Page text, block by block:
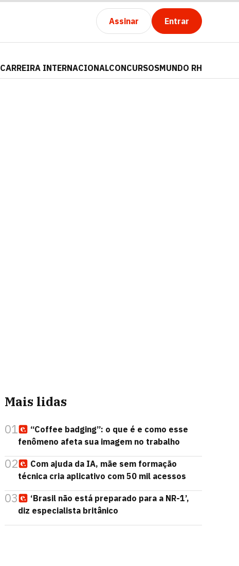
Assinar Entrar
CARREIRA INTERNACIONALCONCURSOSMUNDO RH
Mais lidas
01
“Coffee badging”: o que é e como esse
fenômeno afeta sua imagem no trabalho
02
Com ajuda da IA, mãe sem formação
técnica cria aplicativo com 50 mil acessos
03
‘Brasil não está preparado para a NR-1’,
diz especialista britânico